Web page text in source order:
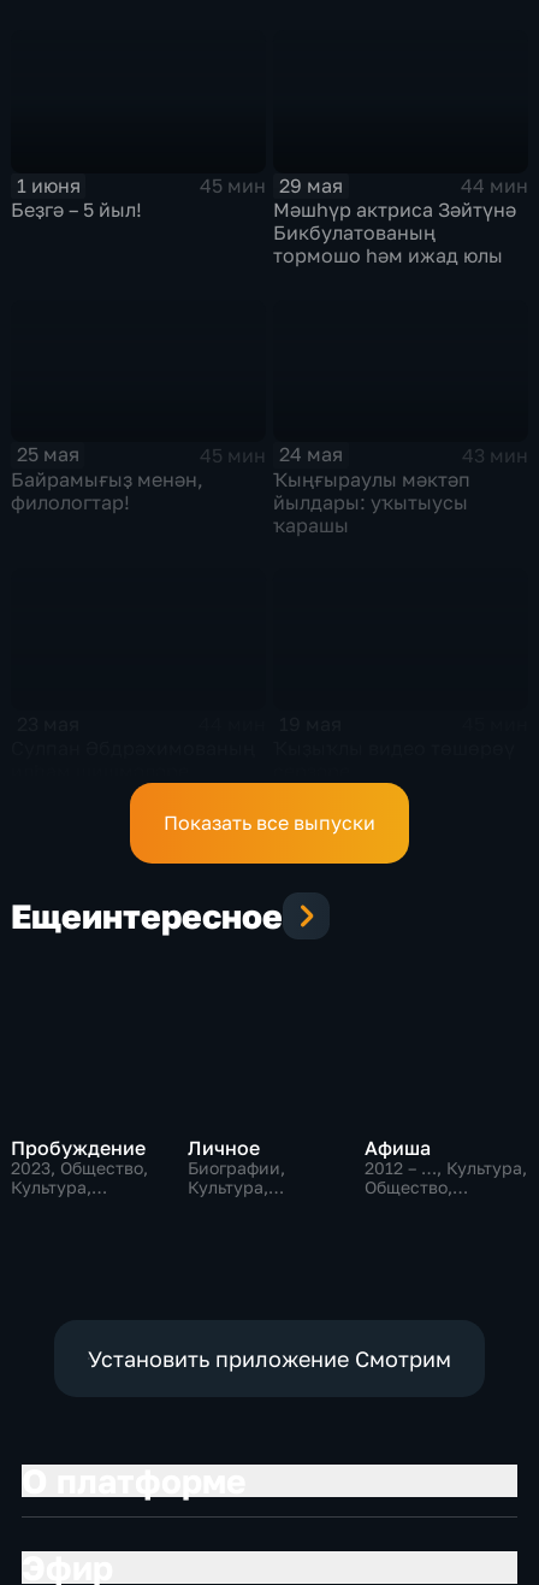
1 июня
45 мин
Беҙгә – 5 йыл!
29 мая
44 мин
Мәшһүр актриса Зәйтүнә
Бикбулатованың
тормошо һәм ижад юлы
25 мая
45 мин
Байрамығыҙ менән,
филологтар!
24 мая
43 мин
Ҡыңғыраулы мәктәп
йылдары: уҡытыусы
ҡарашы
Показать все выпуски
Ещеинтересное
Пробуждение
2023, Общество,
Культура,
Личное
Биографии,
Культура,
Афиша
2012 – …, Культура,
Общество,
Установить приложение Смотрим